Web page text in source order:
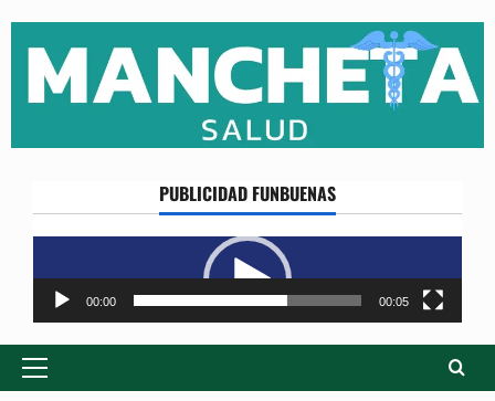
content
PUBLICIDAD FUNBUENAS
Reproductor
de
vídeo
00:00 00:05
Primary